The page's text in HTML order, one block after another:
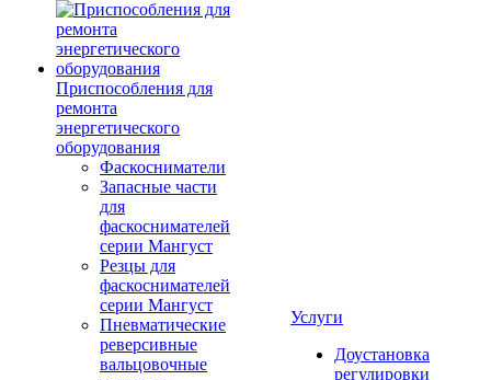
Приспособления для
ремонта
энергетического
оборудования
Фаскосниматели
Запасные части
для
фаскоснимателей
серии Мангуст
Резцы для
фаскоснимателей
серии Мангуст
Пневматические
реверсивные
вальцовочные
Услуги
Доустановка
регулировки